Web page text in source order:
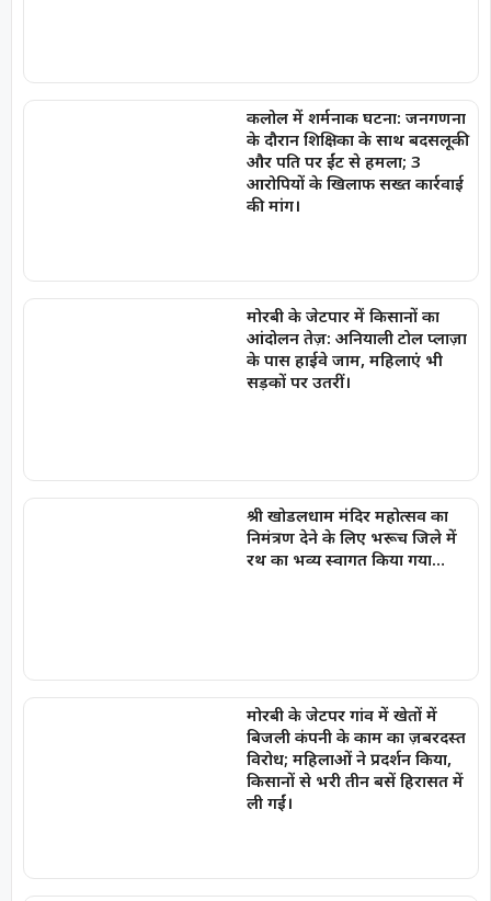
कलोल में शर्मनाक घटना: जनगणना
के दौरान शिक्षिका के साथ बदसलूकी
और पति पर ईंट से हमला; 3
आरोपियों के खिलाफ सख्त कार्रवाई
की मांग।
मोरबी के जेटपार में किसानों का
आंदोलन तेज़: अनियाली टोल प्लाज़ा
के पास हाईवे जाम, महिलाएं भी
सड़कों पर उतरीं।
श्री खोडलधाम मंदिर महोत्सव का
निमंत्रण देने के लिए भरूच जिले में
रथ का भव्य स्वागत किया गया…
मोरबी के जेटपर गांव में खेतों में
बिजली कंपनी के काम का ज़बरदस्त
विरोध; महिलाओं ने प्रदर्शन किया,
किसानों से भरी तीन बसें हिरासत में
ली गईं।